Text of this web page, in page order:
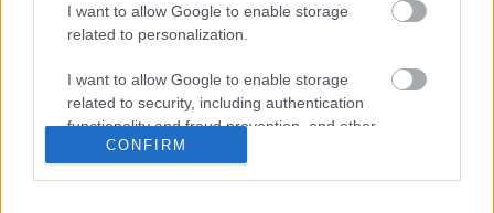
I want to allow Google to enable storage
related to personalization.
I want to allow Google to enable storage
related to security, including authentication
functionality and fraud prevention, and other
user protection.
CONFIRM
LEGOLVASOTTABBAK
pornófilm keveredett volna össze